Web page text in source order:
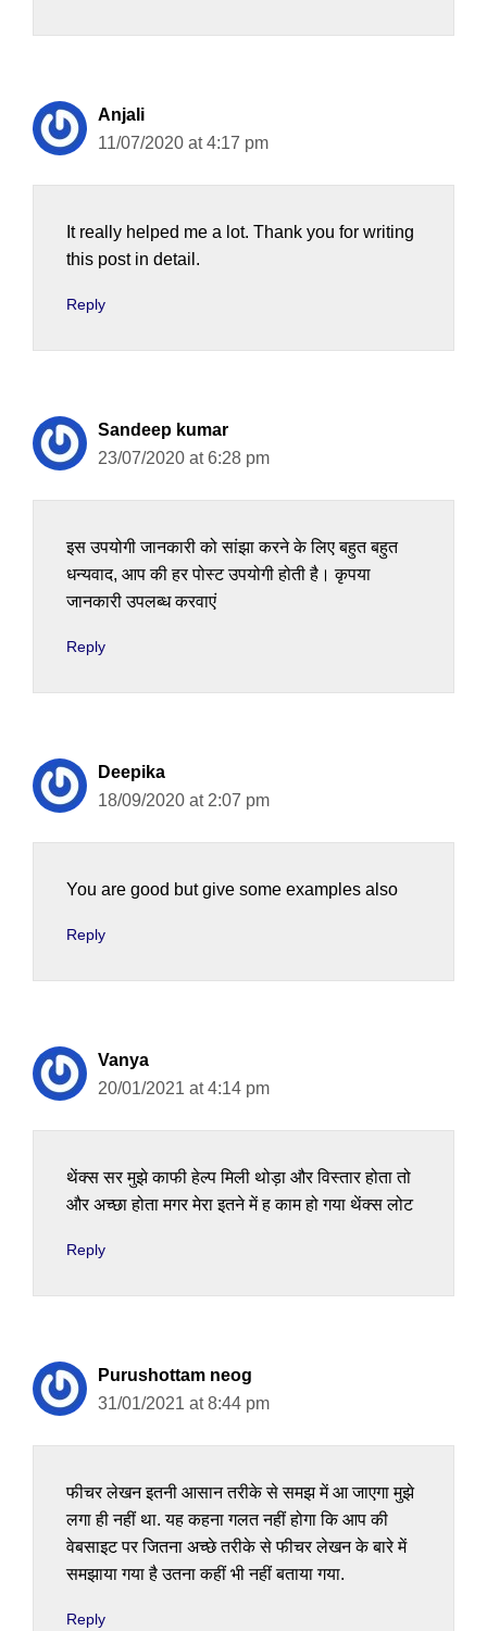
Anjali
11/07/2020 at 4:17 pm
It really helped me a lot. Thank you for writing
this post in detail.
Reply
Sandeep kumar
23/07/2020 at 6:28 pm
इस उपयोगी जानकारी को सांझा करने के लिए बहुत बहुत
धन्यवाद, आप की हर पोस्ट उपयोगी होती है। कृपया
जानकारी उपलब्ध करवाएं
Reply
Deepika
18/09/2020 at 2:07 pm
You are good but give some examples also
Reply
Vanya
20/01/2021 at 4:14 pm
थेंक्स सर मुझे काफी हेल्प मिली थोड़ा और विस्तार होता तो
और अच्छा होता मगर मेरा इतने में ह काम हो गया थेंक्स लोट
Reply
Purushottam neog
31/01/2021 at 8:44 pm
फीचर लेखन इतनी आसान तरीके से समझ में आ जाएगा मुझे
लगा ही नहीं था. यह कहना गलत नहीं होगा कि आप की
वेबसाइट पर जितना अच्छे तरीके से फीचर लेखन के बारे में
समझाया गया है उतना कहीं भी नहीं बताया गया.
Reply